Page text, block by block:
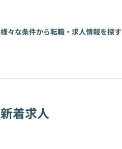
様々な条件から転職・求人情報を探す
新着求人